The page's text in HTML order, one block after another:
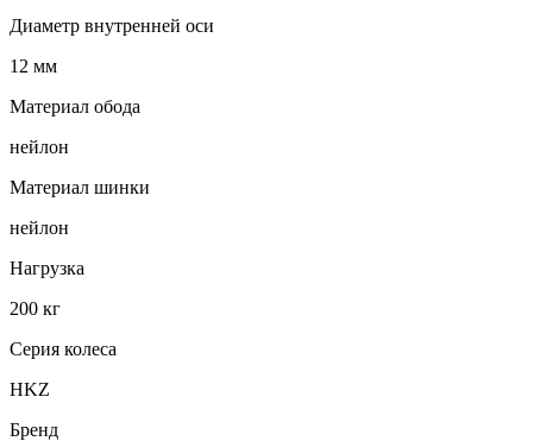
Диаметр внутренней оси
12 мм
Материал обода
нейлон
Материал шинки
нейлон
Нагрузка
200 кг
Серия колеса
HKZ
Бренд